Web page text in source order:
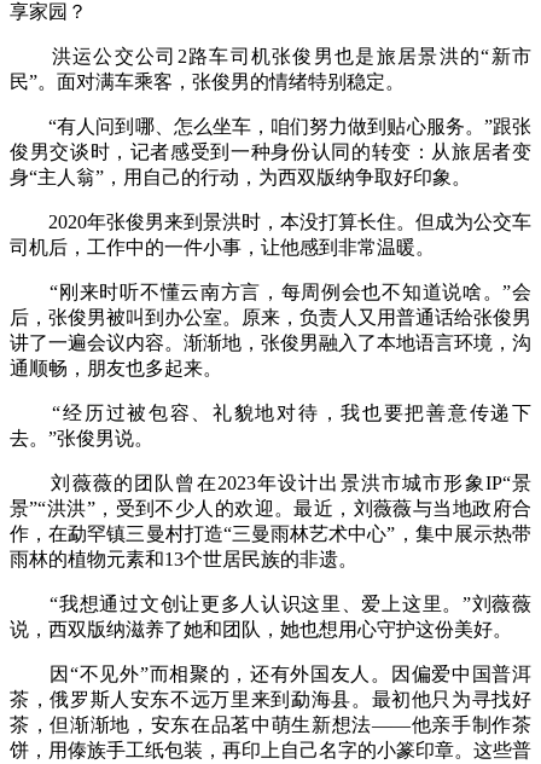
享家园？
洪运公交公司2路车司机张俊男也是旅居景洪的“新市
民”。面对满车乘客，张俊男的情绪特别稳定。
“有人问到哪、怎么坐车，咱们努力做到贴心服务。”跟张
俊男交谈时，记者感受到一种身份认同的转变：从旅居者变
身“主人翁”，用自己的行动，为西双版纳争取好印象。
2020年张俊男来到景洪时，本没打算长住。但成为公交车
司机后，工作中的一件小事，让他感到非常温暖。
“刚来时听不懂云南方言，每周例会也不知道说啥。”会
后，张俊男被叫到办公室。原来，负责人又用普通话给张俊男
讲了一遍会议内容。渐渐地，张俊男融入了本地语言环境，沟
通顺畅，朋友也多起来。
“经历过被包容、礼貌地对待，我也要把善意传递下
去。”张俊男说。
刘薇薇的团队曾在2023年设计出景洪市城市形象IP“景
景”“洪洪”，受到不少人的欢迎。最近，刘薇薇与当地政府合
作，在勐罕镇三曼村打造“三曼雨林艺术中心”，集中展示热带
雨林的植物元素和13个世居民族的非遗。
“我想通过文创让更多人认识这里、爱上这里。”刘薇薇
说，西双版纳滋养了她和团队，她也想用心守护这份美好。
因“不见外”而相聚的，还有外国友人。因偏爱中国普洱
茶，俄罗斯人安东不远万里来到勐海县。最初他只为寻找好
茶，但渐渐地，安东在品茗中萌生新想法——他亲手制作茶
饼，用傣族手工纸包装，再印上自己名字的小篆印章。这些普